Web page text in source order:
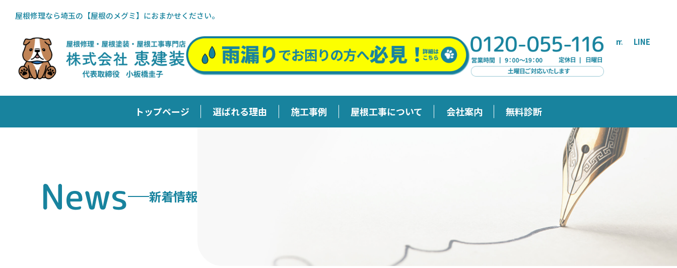
屋根修理なら埼玉の【屋根のメグミ】におまかせください。
mail LINE
トップページ 選ばれる理由 施工事例 屋根工事について 会社案内 無料診断
新着情報